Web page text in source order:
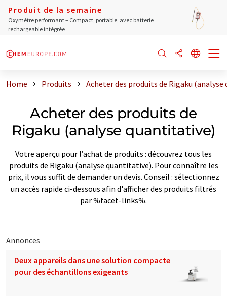
Produit de la semaine
Oxymètre performant – Compact, portable, avec batterie
rechargeable intégrée
Home Produits Acheter des produits de Rigaku
Acheter des produits de
Rigaku (analyse quantitative)
Votre aperçu pour l’achat de produits : découvrez tous les
produits de Rigaku (analyse quantitative). Pour connaître les
prix, il vous suffit de demander un devis. Conseil : sélectionnez
un accès rapide ci-dessous afin d'afficher des produits filtrés
par %facet-links%.
Annonces
Deux appareils dans une solution compacte
pour des échantillons exigeants